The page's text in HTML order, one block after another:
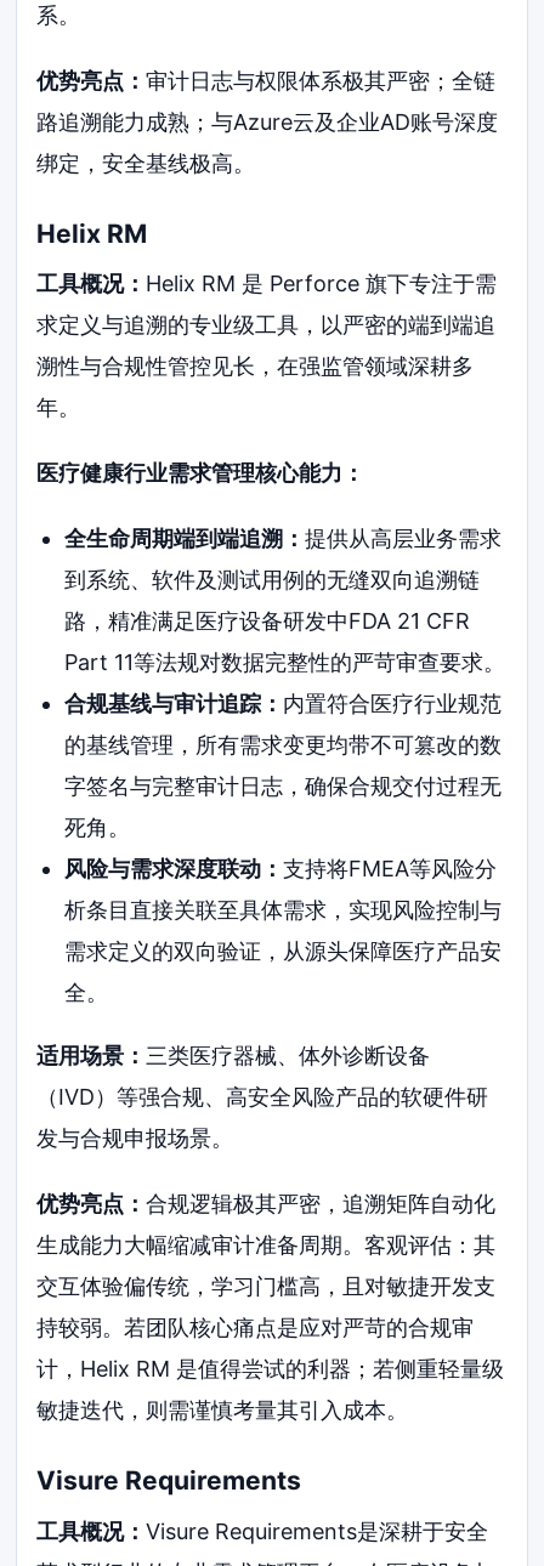
系。
优势亮点：审计日志与权限体系极其严密；全链
路追溯能力成熟；与Azure云及企业AD账号深度
绑定，安全基线极高。
Helix RM
工具概况： Helix RM 是 Perforce 旗下专注于需
求定义与追溯的专业级工具，以严密的端到端追
溯性与合规性管控见长，在强监管领域深耕多
年。
医疗健康行业需求管理核心能力：
全生命周期端到端追溯： 提供从高层业务需求
到系统、软件及测试用例的无缝双向追溯链
路，精准满足医疗设备研发中FDA 21 CFR
Part 11等法规对数据完整性的严苛审查要求。
合规基线与审计追踪： 内置符合医疗行业规范
的基线管理，所有需求变更均带不可篡改的数
字签名与完整审计日志，确保合规交付过程无
死角。
风险与需求深度联动： 支持将FMEA等风险分
析条目直接关联至具体需求，实现风险控制与
需求定义的双向验证，从源头保障医疗产品安
全。
适用场景： 三类医疗器械、体外诊断设备
（IVD）等强合规、高安全风险产品的软硬件研
发与合规申报场景。
优势亮点：合规逻辑极其严密，追溯矩阵自动化
生成能力大幅缩减审计准备周期。客观评估：其
交互体验偏传统，学习门槛高，且对敏捷开发支
持较弱。若团队核心痛点是应对严苛的合规审
计，Helix RM 是值得尝试的利器；若侧重轻量级
敏捷迭代，则需谨慎考量其引入成本。
Visure Requirements
工具概况：Visure Requirements是深耕于安全